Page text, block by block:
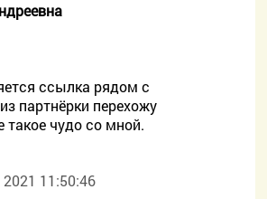
ссылка рядом с
партнёрки перехожу
такое чудо со мной.
11:50:46